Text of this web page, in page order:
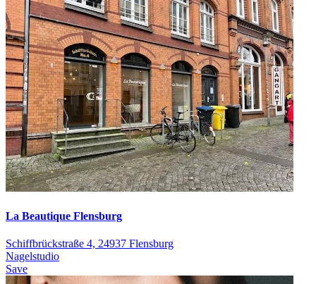
La Beautique Flensburg
Schiffbrückstraße 4, 24937 Flensburg
Nagelstudio
Save